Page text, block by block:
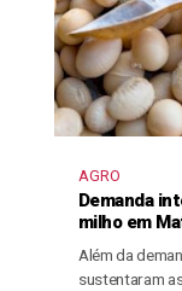
AGRO
Demanda
milho em
Além da
sustentaram